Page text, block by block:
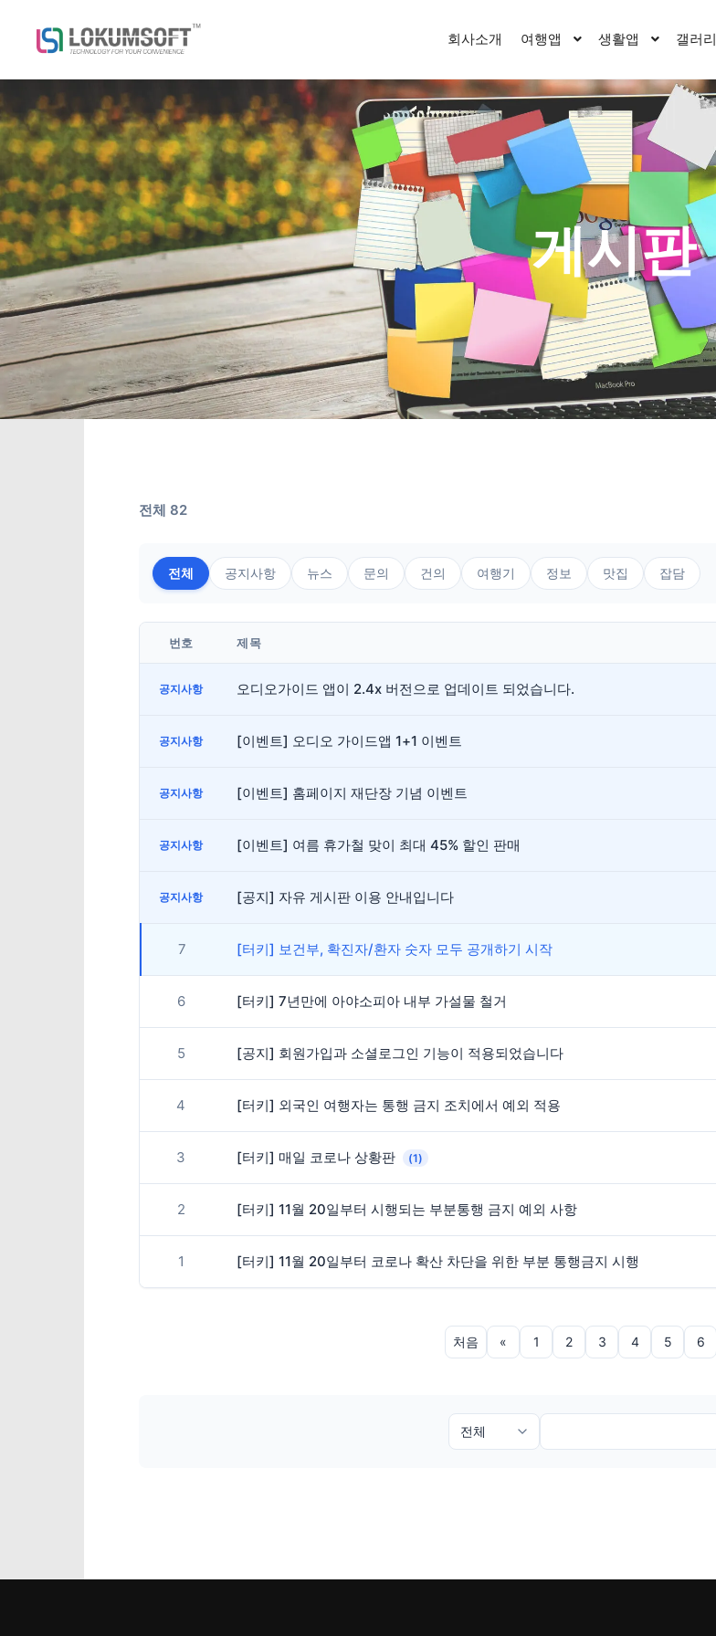
회사소개 여행앱 생활앱 갤러리
게시판
전체 82
전체 공지사항 뉴스 문의 건의 여행기 정보 맛집 잡담
번호 제목
공지사항 오디오가이드 앱이 2.4x 버전으로 업데이트 되었습니다.
공지사항 [이벤트] 오디오 가이드앱 1+1 이벤트
공지사항 [이벤트] 홈페이지 재단장 기념 이벤트
공지사항 [이벤트] 여름 휴가철 맞이 최대 45% 할인 판매
공지사항 [공지] 자유 게시판 이용 안내입니다
7 [터키] 보건부, 확진자/환자 숫자 모두 공개하기 시작
6 [터키] 7년만에 아야소피아 내부 가설물 철거
5 [공지] 회원가입과 소셜로그인 기능이 적용되었습니다
4 [터키] 외국인 여행자는 통행 금지 조치에서 예외 적용
3 [터키] 매일 코로나 상황판 (1)
2 [터키] 11월 20일부터 시행되는 부분통행 금지 예외 사항
1 [터키] 11월 20일부터 코로나 확산 차단을 위한 부분 통행금지 시행
처음 « 1 2 3 4 5 6